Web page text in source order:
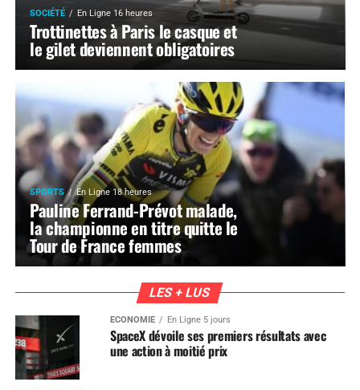
SOCIÉTÉ En Ligne 16 heures
Trottinettes à Paris le casque et
le gilet deviennent obligatoires
SPORTS En Ligne 18 heures
Pauline Ferrand-Prévot malade,
la championne en titre quitte le
Tour de France femmes
LES + LUS
ÉCONOMIE En Ligne 5 jours
SpaceX dévoile ses premiers résultats avec
une action à moitié prix